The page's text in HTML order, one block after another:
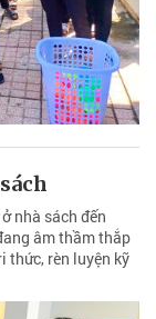
nhà sách đến
âm thầm thắp
thức, rèn luyện kỹ